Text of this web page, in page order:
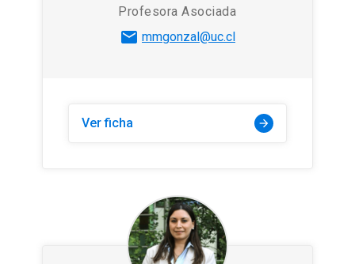
Profesora Asociada
mail mmgonzal@uc.cl
Ver ficha arrow_forward